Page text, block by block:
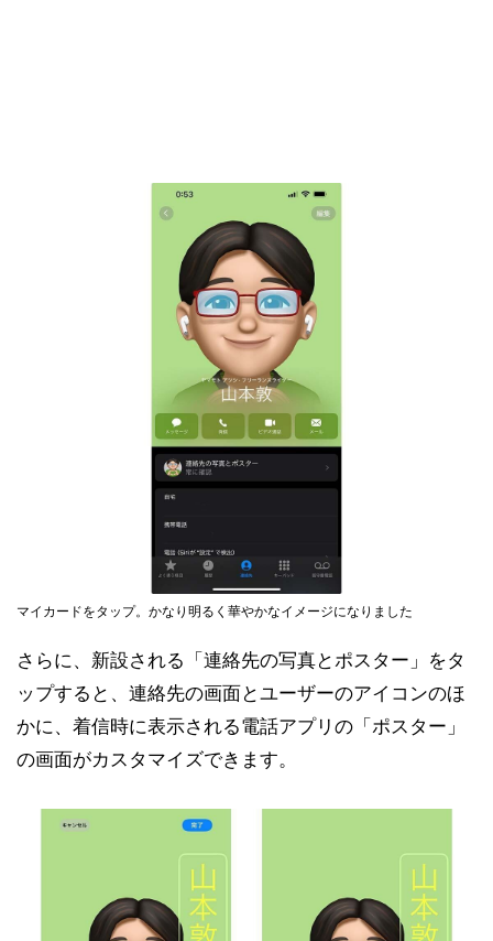
マイカードをタップ。かなり明るく華やかなイメージになりました
さらに、新設される「連絡先の写真とポスター」をタ
ップすると、連絡先の画面とユーザーのアイコンのほ
かに、着信時に表示される電話アプリの「ポスター」
の画面がカスタマイズできます。